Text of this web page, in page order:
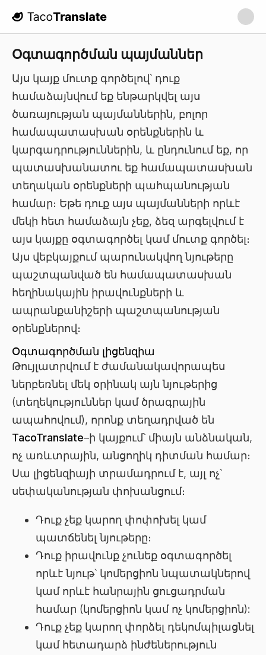
TacoTranslate
Օգտագործման պայմաններ
Այս կայք մուտք գործելով՝ դուք
համաձայնվում եք ենթարկվել այս
ծառայության պայմաններին, բոլոր
համապատասխան օրենքներին և
կարգադրություններին, և ընդունում եք, որ
պատասխանատու եք համապատասխան
տեղական օրենքների պահպանության
համար։ Եթե դուք այս պայմանների որևէ
մեկի հետ համաձայն չեք, ձեզ արգելվում է
այս կայքը օգտագործել կամ մուտք գործել։
Այս վեբկայքում պարունակվող նյութերը
պաշտպանված են համապատասխան
հեղինակային իրավունքների և
ապրանքանիշերի պաշտպանության
օրենքներով։
Օգտագործման լիցենզիա
Թույլատրվում է ժամանակավորապես
ներբեռնել մեկ օրինակ այն նյութերից
(տեղեկություններ կամ ծրագրային
ապահովում), որոնք տեղադրված են
TacoTranslate–ի կայքում՝ միայն անձնական,
ոչ առևտրային, անցողիկ դիտման համար։
Սա լիցենզիայի տրամադրում է, այլ ոչ՝
սեփականության փոխանցում։
Դուք չեք կարող փոփոխել կամ
պատճենել նյութերը։
Դուք իրավունք չունեք օգտագործել
որևէ նյութ՝ կոմերցիոն նպատակներով
կամ որևէ հանրային ցուցադրման
համար (կոմերցիոն կամ ոչ կոմերցիոն):
Դուք չեք կարող փորձել դեկոմպիլացնել
կամ հետադարձ ինժեներություն